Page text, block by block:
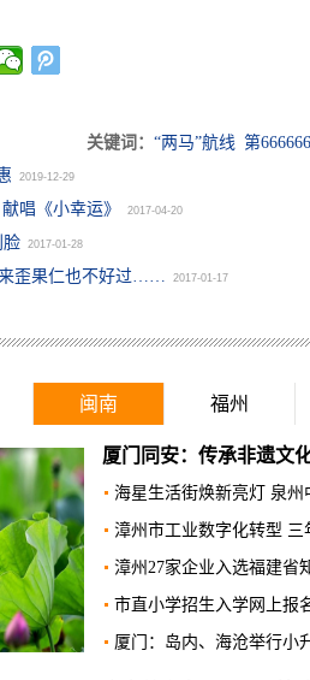
关键词： “两马”航线 第
2019-12-29
唱《小幸运》 2017-04-20
脸 2017-01-28
来歪果仁也不好过…… 2017-01-17
闽南 福州
福州市人社部门多举措
花开新时代，童心永向党
福州新添网红夜色经济街
福州金汤社区举办“红色
福州仓山镇：党建引领“
福州下沙日游客量稳定在